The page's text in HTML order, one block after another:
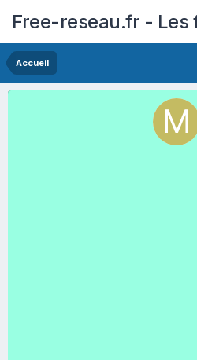
Free-reseau.fr - Les
Accueil